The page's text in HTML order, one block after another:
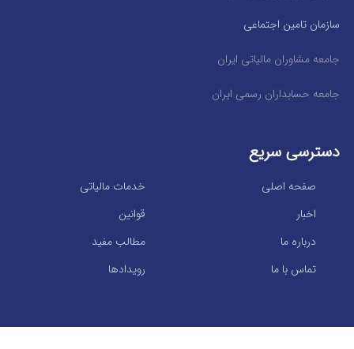
سازمان تامین اجتماعی
جامعه مشاوران مالیاتی ایران
جامعه حسابداران رسمی ایران
دسترسی سریع
خدمات مالیاتی
صفحه اصلی
قوانین
اخبار
مطالب مفید
درباره ما
رویدادها
تماس با ما